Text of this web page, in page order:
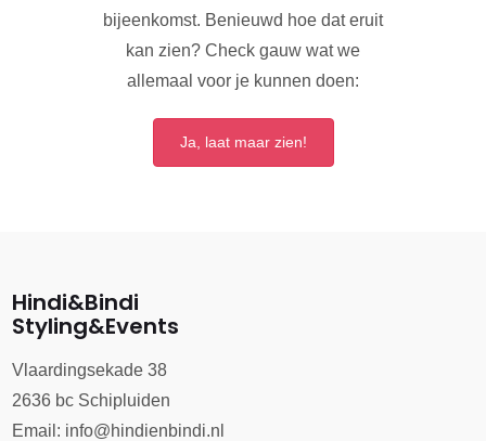
bijeenkomst. Benieuwd hoe dat eruit
kan zien? Check gauw wat we
allemaal voor je kunnen doen:
Ja, laat maar zien!
Hindi&Bindi
Styling&Events
Vlaardingsekade 38
2636 bc Schipluiden
Email: info@hindienbindi.nl